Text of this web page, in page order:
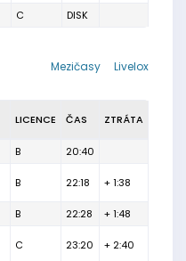
C DISK
Livelox
Mezičasy
LICENCE ČAS ZTRÁTA
B 20:40
B 22:18 + 1:38
B 22:28 + 1:48
C 23:20 + 2:40